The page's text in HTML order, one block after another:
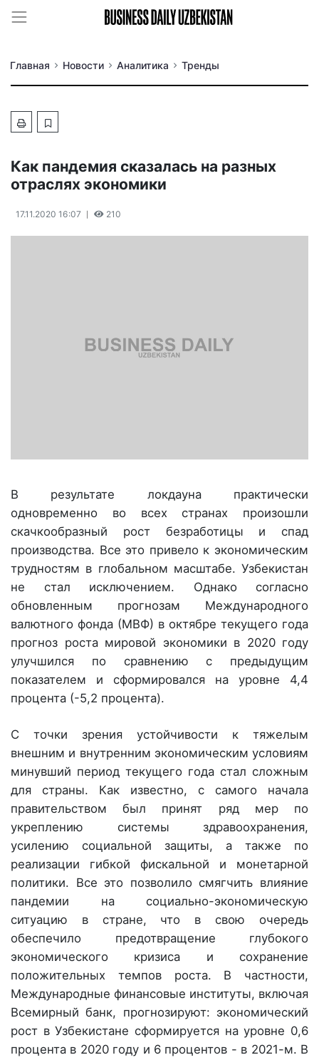
Главная Новости Аналитика Тренды
Как пандемия сказалась на разных
отраслях экономики
17.11.2020 16:07 210
В результате локдауна практически
одновременно во всех странах произошли
скачкообразный рост безработицы и спад
производства. Все это привело к экономическим
трудностям в глобальном масштабе. Узбекистан
не стал исключением. Однако согласно
обновленным прогнозам Международного
валютного фонда (МВФ) в октябре текущего года
прогноз роста мировой экономики в 2020 году
улучшился по сравнению с предыдущим
показателем и сформировался на уровне 4,4
процента (-5,2 процента).
С точки зрения устойчивости к тяжелым
внешним и внутренним экономическим условиям
минувший период текущего года стал сложным
для страны. Как известно, с самого начала
правительством был принят ряд мер по
укреплению системы здравоохранения,
усилению социальной защиты, а также по
реализации гибкой фискальной и монетарной
политики. Все это позволило смягчить влияние
пандемии на социально-экономическую
ситуацию в стране, что в свою очередь
обеспечило предотвращение глубокого
экономического кризиса и сохранение
положительных темпов роста. В частности,
Международные финансовые институты, включая
Всемирный банк, прогнозируют: экономический
рост в Узбекистане сформируется на уровне 0,6
процента в 2020 году и 6 процентов - в 2021-м. В